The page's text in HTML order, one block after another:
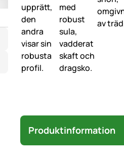
Produktinformation